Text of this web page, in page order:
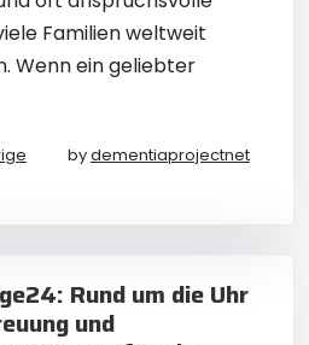
Familien weltweit
Wenn ein geliebter
bydementiaprojectnet
Rund um die Uhr
und